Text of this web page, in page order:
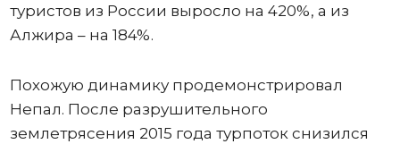
туристов из России выросло на 420%, а из
Алжира – на 184%.
Похожую динамику продемонстрировал
Непал. После разрушительного
землетрясения 2015 года турпоток снизился